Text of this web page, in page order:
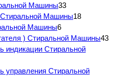
Машины33
Машины18
Машины6
) Стиральной Машины43
индикации Стиральной
управления Стиральной